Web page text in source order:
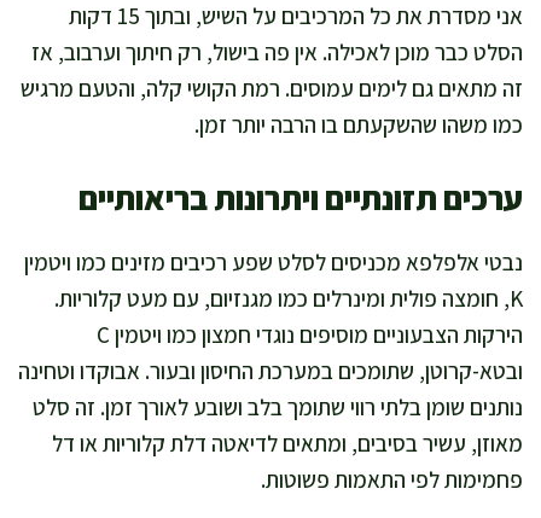
אני מסדרת את כל המרכיבים על השיש, ובתוך 15 דקות
הסלט כבר מוכן לאכילה. אין פה בישול, רק חיתוך וערבוב, אז
זה מתאים גם לימים עמוסים. רמת הקושי קלה, והטעם מרגיש
כמו משהו שהשקעתם בו הרבה יותר זמן.
ערכים תזונתיים ויתרונות בריאותיים
נבטי אלפלפא מכניסים לסלט שפע רכיבים מזינים כמו ויטמין
K, חומצה פולית ומינרלים כמו מגנזיום, עם מעט קלוריות.
הירקות הצבעוניים מוסיפים נוגדי חמצון כמו ויטמין C
ובטא-קרוטן, שתומכים במערכת החיסון ובעור. אבוקדו וטחינה
נותנים שומן בלתי רווי שתומך בלב ושובע לאורך זמן. זה סלט
מאוזן, עשיר בסיבים, ומתאים לדיאטה דלת קלוריות או דל
פחמימות לפי התאמות פשוטות.